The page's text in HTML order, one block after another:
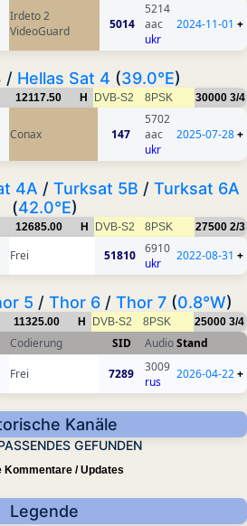
Irdeto 2
VideoGuard
5014
5214
aac
ukr
2024-11-01 +
/ Hellas Sat 4 (39.0°E)
12117.50 H DVB-S2 8PSK 30000 3/4
Conax 147
5702
aac
ukr
2025-07-28+
4A / Turksat 5B / Turksat 6A
(42.0°E)
12685.00 H DVB-S2 8PSK 27500 2/3
Frei 51810
6910
ukr
2022-08-31 +
5 / Thor 6 / Thor 7 (0.8°W)
11325.00 H DVB-S2 8PSK 25000 3/4
Codierung SID AudioStand
Frei 7289
3009
rus
2026-04-22+
Kanäle
GEFUNDEN
Kommentare / Updates
Legende